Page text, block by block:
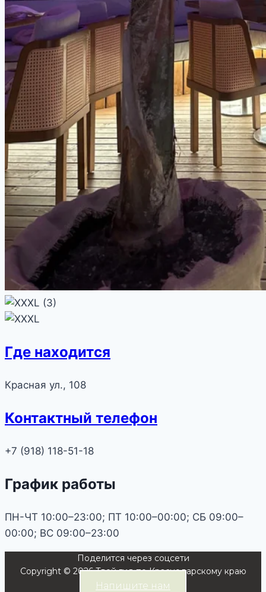
Где находится
Красная ул., 108
Контактный телефон
+7 (918) 118-51-18
График работы
ПН-ЧТ 10:00–23:00; ПТ 10:00–00:00; СБ 09:00–
00:00; ВС 09:00–23:00
Поделится через соцсети
Copyright © 2026 Твой гид по Краснодарскому краю
Напишите нам